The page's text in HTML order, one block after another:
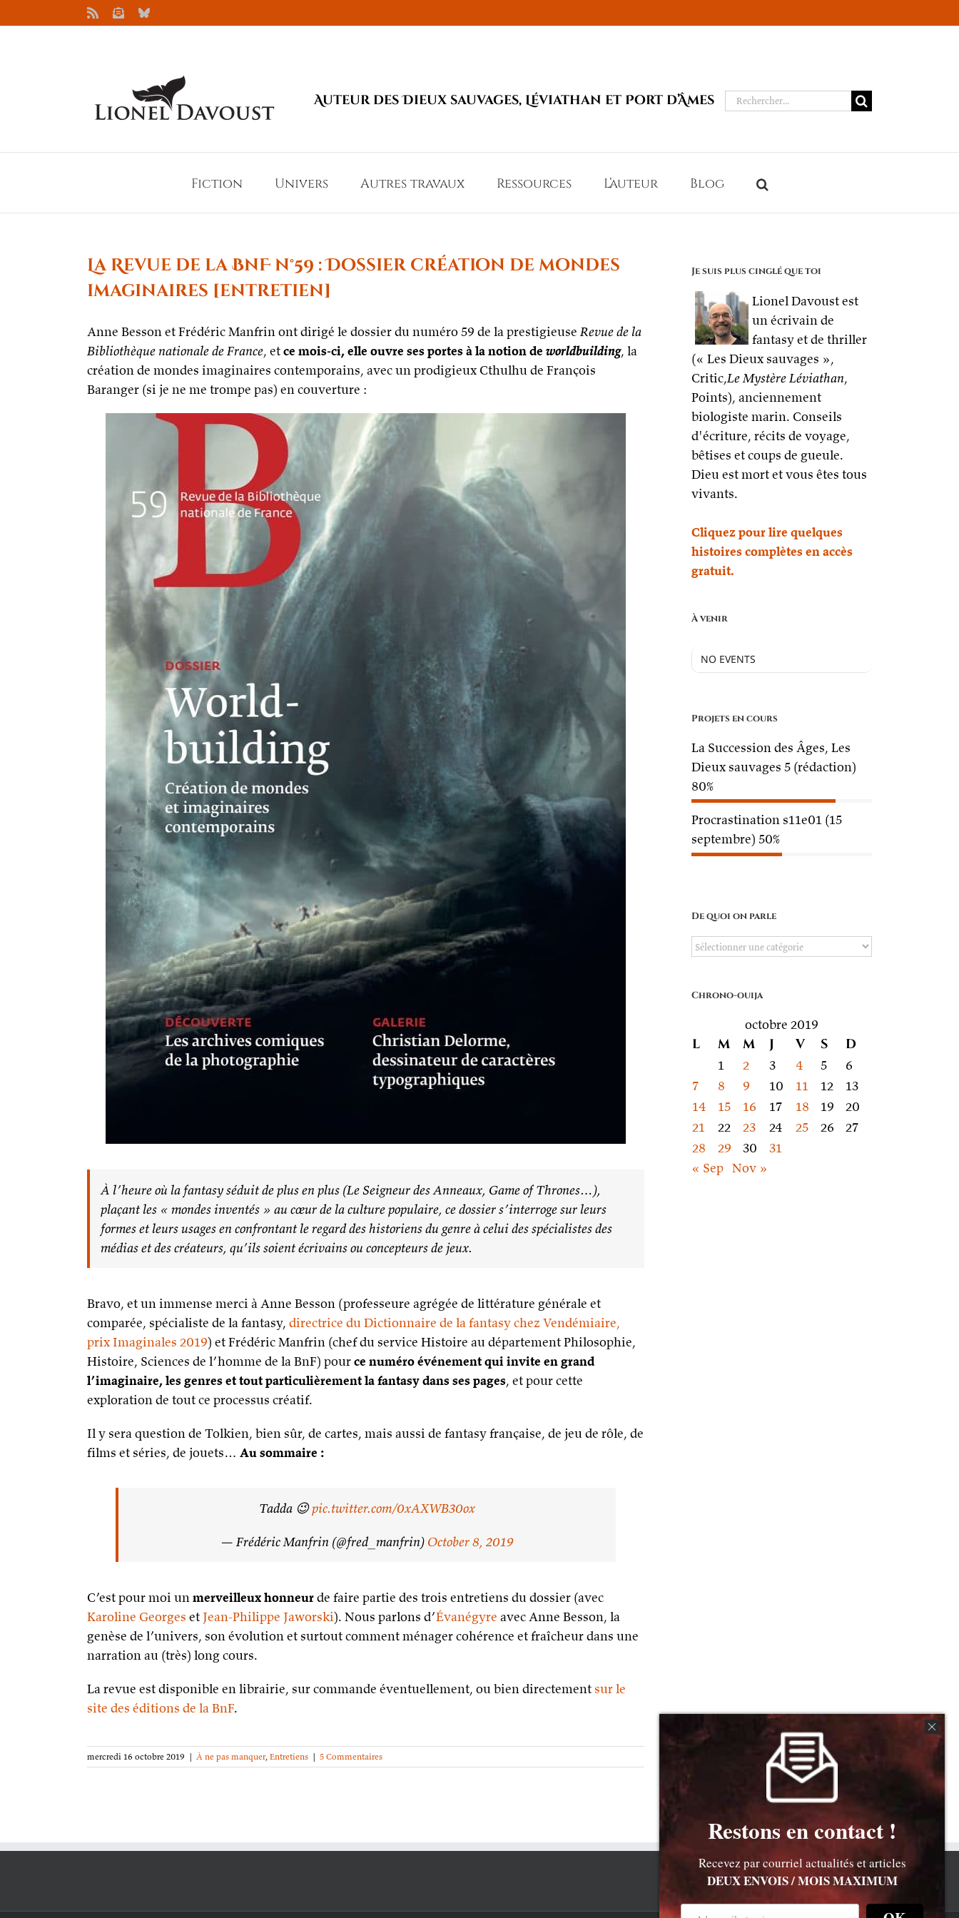
au
Rss Newsletter
Bluesky
Auteur des Dieux sauvages, Léviathan et Port d’Âmes Rechercher:
Fiction Univers Autres travaux Ressources L’auteur Blog
La Revue de la BnF n°59 : Dossier création de mondes
imaginaires [entretien]
Anne Besson et Frédéric Manfrin ont dirigé le dossier du numéro 59 de la prestigieuse Revue de la
Bibliothèque nationale de France, etce mois-ci, elle ouvre ses portes à la notion de worldbuilding, la
création de mondes imaginaires contemporains, avec un prodigieux Cthulhu de François
Baranger (si je ne me trompe pas) en couverture :
À l’heure où la fantasy séduit de plus en plus (Le Seigneur des Anneaux, Game of Thrones…),
plaçant les « mondes inventés » au cœur de la culture populaire, ce dossier s’interroge sur leurs
formes et leurs usages en confrontant le regard des historiens du genre à celui des spécialistes des
médias et des créateurs, qu’ils soient écrivains ou concepteurs de jeux.
Bravo, et un immense merci à Anne Besson (professeure agrégée de littérature générale et
comparée, spécialiste de la fantasy, directrice du Dictionnaire de la fantasy chez Vendémiaire,
prix Imaginales 2019) et Frédéric Manfrin (chef du service Histoire au département Philosophie,
Histoire, Sciences de l’homme de la BnF) pource numéro événement qui invite en grand
l’imaginaire, les genres et tout particulièrement la fantasy dans ses pages, et pour cette
exploration de tout ce processus créatif.
Il y sera question de Tolkien, bien sûr, de cartes, mais aussi de fantasy française, de jeu de rôle, de
films et séries, de jouets… Au sommaire :
Tadda 😉pic.twitter.com/0xAXWB30ox
— Frédéric Manfrin (@fred_manfrin) October 8, 2019
C’est pour moi unmerveilleux honneurde faire partie des trois entretiens du dossier (avec
Karoline Georges et Jean-Philippe Jaworski). Nous parlons d’Évanégyre avec Anne Besson, la
genèse de l’univers, son évolution et surtout comment ménager cohérence et fraîcheur dans une
narration au (très) long cours.
La revue est disponible en librairie, sur commande éventuellement, ou bien directement sur le
site des éditions de la BnF.
mercredi 16 octobre 2019 | À ne pas manquer, Entretiens | 5 Commentaires
Je suis plus cinglé que toi
Lionel Davoust est
un écrivain de
fantasy et de thriller
(« Les Dieux sauvages »,
Critic,Le Mystère Léviathan,
Points), anciennement
biologiste marin. Conseils
d'écriture, récits de voyage,
bêtises et coups de gueule.
Dieu est mort et vous êtes tous
vivants.
Cliquez pour lire quelques
histoires complètes en accès
gratuit.
À venir
NO EVENTS
Projets en cours
La Succession des Âges, Les
Dieux sauvages 5 (rédaction)
80%
Procrastination s11e01 (15
septembre) 50%
De quoi on parle
De
parle
Chrono-ouija
octobre 2019
L M M J V S D
1 2 3 4 5
6
7
8 9 10 11 12
13
14
15 16 17 18 19
20
21
22 23 24 25 26
27
28
29 30
31
« Sep Nov »
Restons en contact !
Recevez par courriel actualités et articles
DEUX ENVOIS / MOIS MAXIMUM